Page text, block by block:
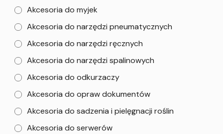
Akcesoria do myjek
Akcesoria do narzędzi pneumatycznych
Akcesoria do narzędzi ręcznych
Akcesoria do narzędzi spalinowych
Akcesoria do odkurzaczy
Akcesoria do opraw dokumentów
Akcesoria do sadzenia i pielęgnacji roślin
Akcesoria do serwerów